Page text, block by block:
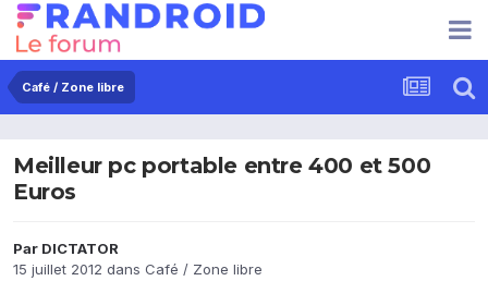
Café / Zone libre
Meilleur pc portable entre 400 et 500
Euros
Par DlCTATOR
15 juillet 2012 dans Café / Zone libre